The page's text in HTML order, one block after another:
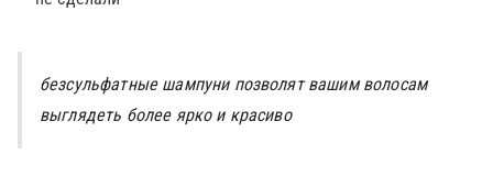
безсульфатные шампуни позволят вашим волосам
выглядеть более ярко и красиво